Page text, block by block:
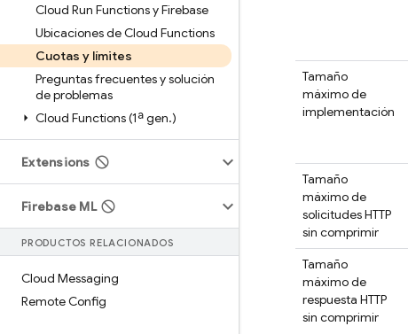
Cloud Run Functions y Firebase
Ubicaciones de Cloud Functions
Cuotas y límites
Preguntas frecuentes y solución
de problemas
Cloud Functions (1ª gen.)
Extensions
Firebase ML
PRODUCTOS RELACIONADOS
Cloud Messaging
Remote Config
Tamaño
máximo de
implementación
Tamaño
máximo de
solicitudes HTTP
sin comprimir
Tamaño
máximo de
respuesta HTTP
sin comprimir